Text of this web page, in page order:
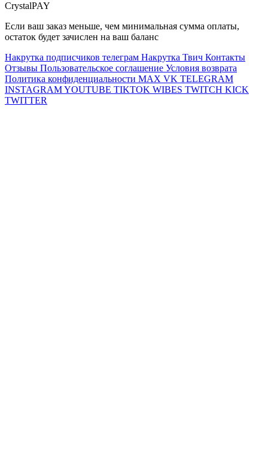
CrystalPAY
Если ваш заказ меньше, чем минимальная сумма оплаты,
остаток будет зачислен на ваш баланс
Накрутка подписчиков телеграм Накрутка Твич Контакты
Отзывы Пользовательское соглашение Условия возврата
Политика конфиденциальности MAX VK TELEGRAM
INSTAGRAMYOUTUBE TIKTOK WIBES TWITCH KICK
TWITTER